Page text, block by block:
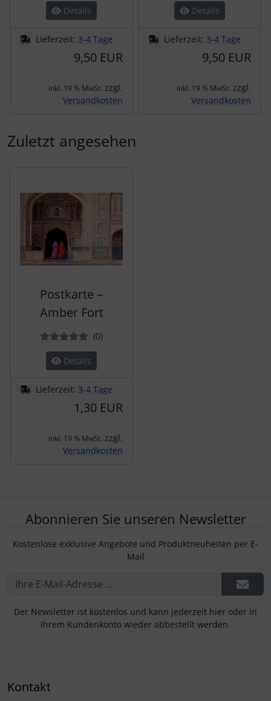
Details
Lieferzeit: 3-4 Tage
9,50 EUR
inkl. 19 % MwSt. zzgl.
Versandkosten
Details
Lieferzeit: 3-4 Tage
9,50 EUR
inkl. 19 % MwSt. zzgl.
Versandkosten
Zuletzt angesehen
Postkarte –
Amber Fort
(0Bewertungen
)
Details
Lieferzeit: 3-4 Tage
1,30 EUR
inkl. 19 % MwSt. zzgl.
Versandkosten
Abonnieren Sie unseren Newsletter
Kostenlose exklusive Angebote und Produktneuheiten per E-
Mail
Der Newsletter ist kostenlos und kann jederzeit hier oder in
Ihrem Kundenkonto wieder abbestellt werden.
Kontakt